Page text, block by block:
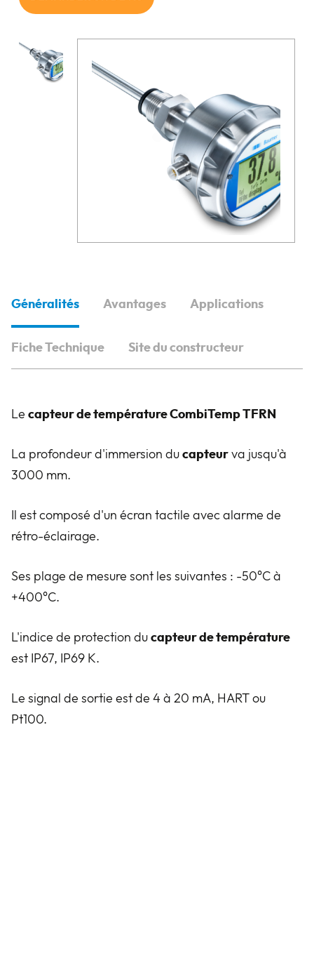
Généralités Avantages Applications
Fiche Technique Site du constructeur
Le capteur de température CombiTemp TFRN
La profondeur d'immersion du capteur va jusqu'à
3000 mm.
Il est composé d'un écran tactile avec alarme de
rétro-éclairage.
Ses plage de mesure sont les suivantes : -50°C à
+400°C.
L'indice de protection du capteur de température
est IP67, IP69 K.
Le signal de sortie est de 4 à 20 mA, HART ou
Pt100.